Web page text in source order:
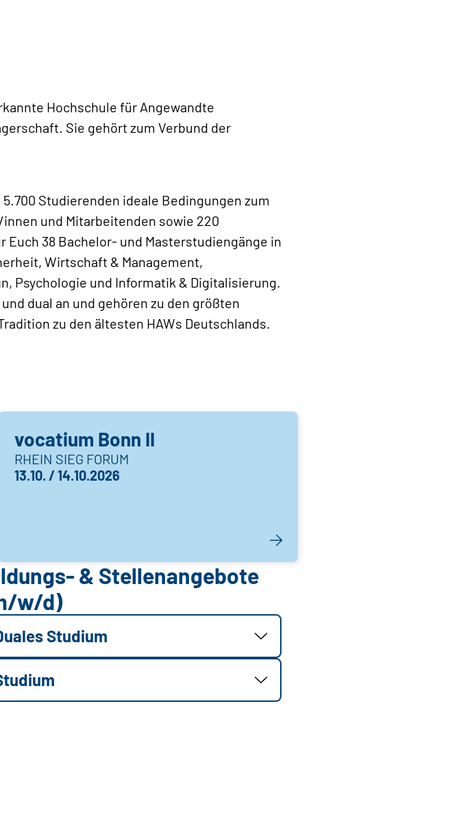
Hochschule für Angewandte
Sie gehört zum Verbund der
Studierenden ideale Bedingungen zum
und Mitarbeitenden sowie 220
38 Bachelor- und Masterstudiengänge in
Wirtschaft & Management,
Psychologie und Informatik & Digitalisierung.
dual an und gehören zu den größten
zu den ältesten HAWs Deutschlands.
vocatium Bonn II
RHEIN SIEG FORUM
13.10. / 14.10.2026
& Stellenangebote
w/d)
Studium